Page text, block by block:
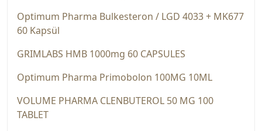
Optimum Pharma Bulkesteron / LGD 4033 + MK677
60 Kapsül
GRIMLABS HMB 1000mg 60 CAPSULES
Optimum Pharma Primobolon 100MG 10ML
VOLUME PHARMA CLENBUTEROL 50 MG 100
TABLET